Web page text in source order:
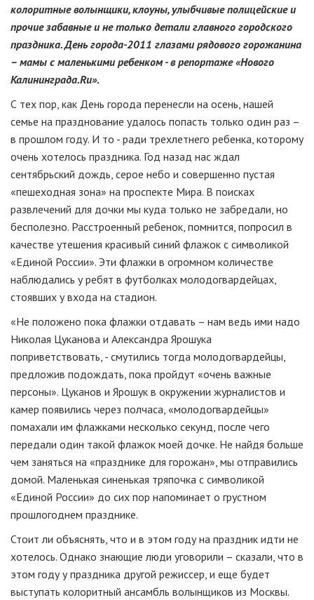
колоритные волынщики, клоуны, улыбчивые полицейские и
прочие забавные и не только детали главного городского
праздника. День города-2011 глазами рядового горожанина
– мамы с маленькими ребенком - в репортаже «Нового
Калининграда.Ru».
С тех пор, как День города перенесли на осень, нашей
семье на празднование удалось попасть только один раз –
в прошлом году. И то - ради трехлетнего ребенка, которому
очень хотелось праздника. Год назад нас ждал
сентябрьский дождь, серое небо и совершенно пустая
«пешеходная зона» на проспекте Мира. В поисках
развлечений для дочки мы куда только не забредали, но
бесполезно. Расстроенный ребенок, помнится, попросил в
качестве утешения красивый синий флажок с символикой
«Единой России». Эти флажки в огромном количестве
наблюдались у ребят в футболках молодогвардейцах,
стоявших у входа на стадион.
«Не положено пока флажки отдавать – нам ведь ими надо
Николая Цуканова и Александра Ярошука
поприветствовать, - смутились тогда молодогвардейцы,
предложив подождать, пока пройдут «очень важные
персоны». Цуканов и Ярошук в окружении журналистов и
камер появились через полчаса, «молодогвардейцы»
помахали им флажками несколько секунд, после чего
передали один такой флажок моей дочке. Не найдя больше
чем заняться на «празднике для горожан», мы отправились
домой. Маленькая синенькая тряпочка с символикой
«Единой России» до сих пор напоминает о грустном
прошлогоднем празднике.
Стоит ли объяснять, что и в этом году на праздник идти не
хотелось. Однако знающие люди уговорили – сказали, что в
этом году у праздника другой режиссер, и еще будет
выступать колоритный ансамбль волынщиков из Москвы.